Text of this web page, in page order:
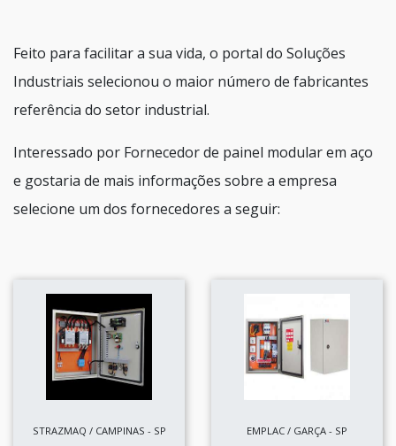
Feito para facilitar a sua vida, o portal do Soluções
Industriais selecionou o maior número de fabricantes
referência do setor industrial.
Interessado por Fornecedor de painel modular em aço
e gostaria de mais informações sobre a empresa
selecione um dos fornecedores a seguir:
STRAZMAQ / CAMPINAS - SP EMPLAC / GARÇA - SP